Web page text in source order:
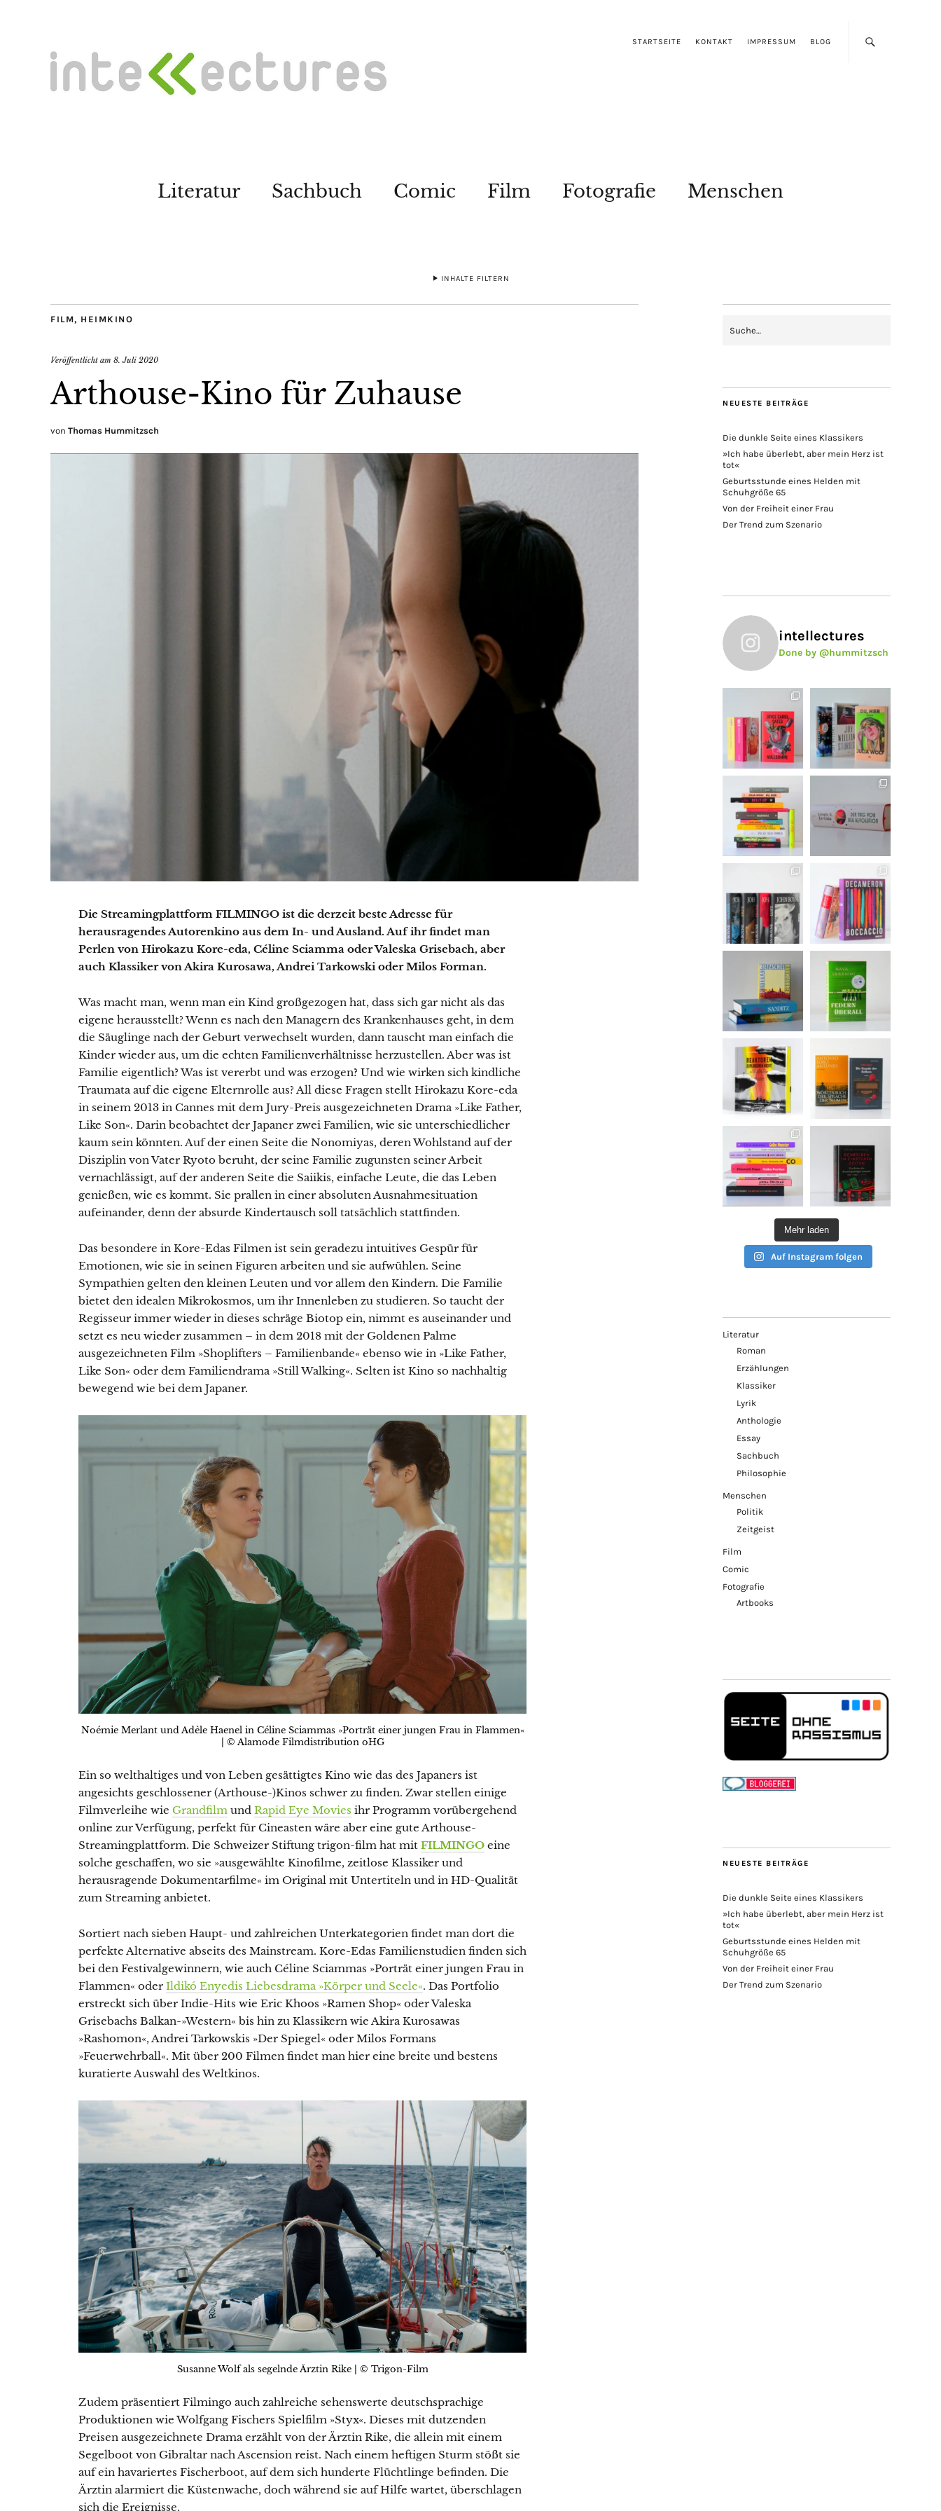
STARTSEITE KONTAKT IMPRESSUM BLOG
Literatur Sachbuch Comic Film Fotografie Menschen
INHALTE FILTERN
FILM, HEIMKINO
Veröffentlicht am 8. Juli 2020
Arthouse-Kino für Zuhause
von Thomas Hummitzsch
Die Streamingplattform FILMINGO ist die derzeit beste Adresse für
herausragendes Autorenkino aus dem In- und Ausland. Auf ihr findet man
Perlen von Hirokazu Kore-eda, Céline Sciamma oder Valeska Grisebach, aber
auch Klassiker von Akira Kurosawa, Andrei Tarkowski oder Milos Forman.
Was macht man, wenn man ein Kind großgezogen hat, dass sich gar nicht als das
eigene herausstellt? Wenn es nach den Managern des Krankenhauses geht, in dem
die Säuglinge nach der Geburt verwechselt wurden, dann tauscht man einfach die
Kinder wieder aus, um die echten Familienverhältnisse herzustellen. Aber was ist
Familie eigentlich? Was ist vererbt und was erzogen? Und wie wirken sich kindliche
Traumata auf die eigene Elternrolle aus? All diese Fragen stellt Hirokazu Kore-eda
in seinem 2013 in Cannes mit dem Jury-Preis ausgezeichneten Drama »Like Father,
Like Son«. Darin beobachtet der Japaner zwei Familien, wie sie unterschiedlicher
kaum sein könnten. Auf der einen Seite die Nonomiyas, deren Wohlstand auf der
Disziplin von Vater Ryoto beruht, der seine Familie zugunsten seiner Arbeit
vernachlässigt, auf der anderen Seite die Saiikis, einfache Leute, die das Leben
genießen, wie es kommt. Sie prallen in einer absoluten Ausnahmesituation
aufeinander, denn der absurde Kindertausch soll tatsächlich stattfinden.
Das besondere in Kore-Edas Filmen ist sein geradezu intuitives Gespür für
Emotionen, wie sie in seinen Figuren arbeiten und sie aufwühlen. Seine
Sympathien gelten den kleinen Leuten und vor allem den Kindern. Die Familie
bietet den idealen Mikrokosmos, um ihr Innenleben zu studieren. So taucht der
Regisseur immer wieder in dieses schräge Biotop ein, nimmt es auseinander und
setzt es neu wieder zusammen – in dem 2018 mit der Goldenen Palme
ausgezeichneten Film »Shoplifters – Familienbande« ebenso wie in »Like Father,
Like Son« oder dem Familiendrama »Still Walking«. Selten ist Kino so nachhaltig
bewegend wie bei dem Japaner.
Noémie Merlant und Adèle Haenel in Céline Sciammas »Porträt einer jungen Frau in Flammen«
| © Alamode Filmdistribution oHG
Ein so welthaltiges und von Leben gesättigtes Kino wie das des Japaners ist
angesichts geschlossener (Arthouse-)Kinos schwer zu finden. Zwar stellen einige
Filmverleihe wie Grandfilm und Rapid Eye Movies ihr Programm vorübergehend
online zur Verfügung, perfekt für Cineasten wäre aber eine gute Arthouse-
Streamingplattform. Die Schweizer Stiftung trigon-film hat mit FILMINGO eine
solche geschaffen, wo sie »ausgewählte Kinofilme, zeitlose Klassiker und
herausragende Dokumentarfilme« im Original mit Untertiteln und in HD-Qualität
zum Streaming anbietet.
Sortiert nach sieben Haupt- und zahlreichen Unterkategorien findet man dort die
perfekte Alternative abseits des Mainstream. Kore-Edas Familienstudien finden sich
bei den Festivalgewinnern, wie auch Céline Sciammas »Porträt einer jungen Frau in
Flammen« oder Ildikó Enyedis Liebesdrama »Körper und Seele«. Das Portfolio
erstreckt sich über Indie-Hits wie Eric Khoos »Ramen Shop« oder Valeska
Grisebachs Balkan-»Western« bis hin zu Klassikern wie Akira Kurosawas
»Rashomon«, Andrei Tarkowskis »Der Spiegel« oder Milos Formans
»Feuerwehrball«. Mit über 200 Filmen findet man hier eine breite und bestens
kuratierte Auswahl des Weltkinos.
Susanne Wolf als segelnde Ärztin Rike | © Trigon-Film
Zudem präsentiert Filmingo auch zahlreiche sehenswerte deutschsprachige
Produktionen wie Wolfgang Fischers Spielfilm »Styx«. Dieses mit dutzenden
Preisen ausgezeichnete Drama erzählt von der Ärztin Rike, die allein mit einem
Segelboot von Gibraltar nach Ascension reist. Nach einem heftigen Sturm stößt sie
auf ein havariertes Fischerboot, auf dem sich hunderte Flüchtlinge befinden. Die
Ärztin alarmiert die Küstenwache, doch während sie auf Hilfe wartet, überschlagen
sich die Ereignisse.
NEUESTE BEITRÄGE
Die dunkle Seite eines Klassikers
»Ich habe überlebt, aber mein Herz ist
tot«
Geburtsstunde eines Helden mit
Schuhgröße 65
Von der Freiheit einer Frau
Der Trend zum Szenario
intellectures
Done by @hummitzsch
Mehr laden
Auf Instagram folgen
Literatur
Roman
Erzählungen
Klassiker
Lyrik
Anthologie
Essay
Sachbuch
Philosophie
Menschen
Politik
Zeitgeist
Film
Comic
Fotografie
Artbooks
NEUESTE BEITRÄGE
Die dunkle Seite eines Klassikers
»Ich habe überlebt, aber mein Herz ist
tot«
Geburtsstunde eines Helden mit
Schuhgröße 65
Von der Freiheit einer Frau
Der Trend zum Szenario